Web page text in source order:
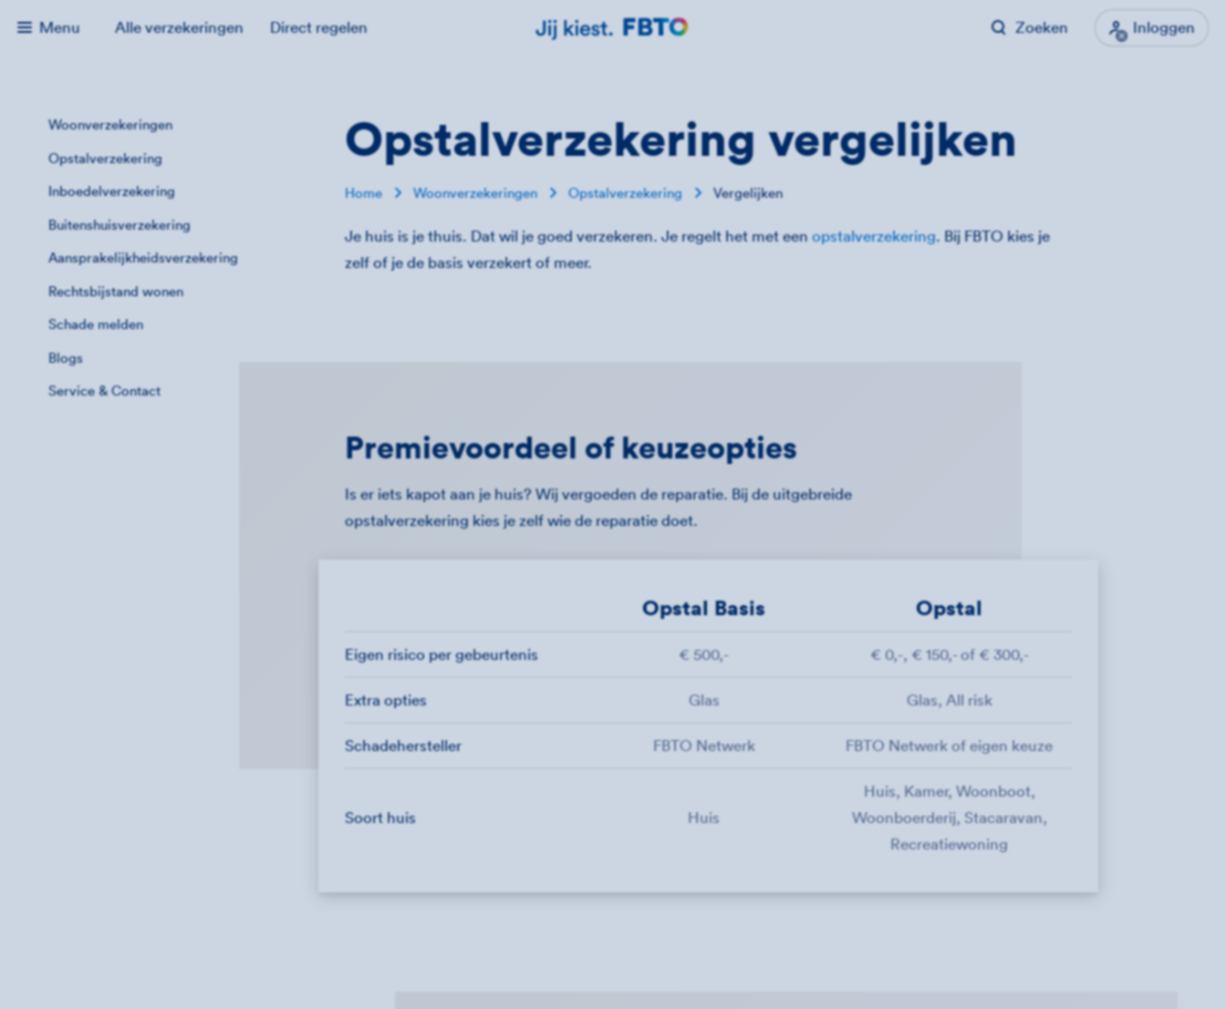
Menu Alle verzekeringen Direct regelen Zoeken Inloggen
Woonverzekeringen
Opstalverzekering
Inboedelverzekering
Buitenshuisverzekering
Aansprakelijkheidsverzekering
Rechtsbijstand wonen
Schade melden
Blogs
Service & Contact
Opstalverzekering vergelijken
Home Woonverzekeringen Opstalverzekering Vergelijken
Je huis is je thuis. Dat wil je goed verzekeren. Je regelt het met eenopstalverzekering. Bij FBTO kies je
zelf of je de basis verzekert of meer.
Premievoordeel of keuzeopties
Is er iets kapot aan je huis? Wij vergoeden de reparatie. Bij de uitgebreide
opstalverzekering kies je zelf wie de reparatie doet.
Opstal Basis Opstal
Eigen risico per gebeurtenis € 500,- € 0,-, € 150,- of € 300,-
Extra opties Glas Glas, All risk
Schadehersteller FBTO Netwerk FBTO Netwerk of eigen keuze
Soort huis Huis
Huis, Kamer, Woonboot,
Woonboerderij, Stacaravan,
Recreatiewoning